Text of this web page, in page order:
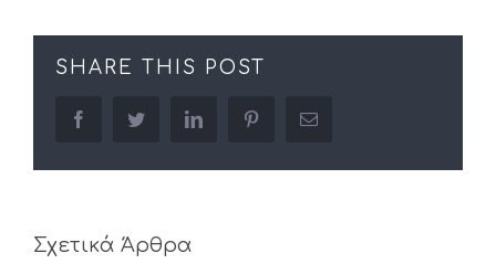
SHARE THIS POST
facebooktwitter linkedin pinterestEmail
Σχετικά Άρθρα